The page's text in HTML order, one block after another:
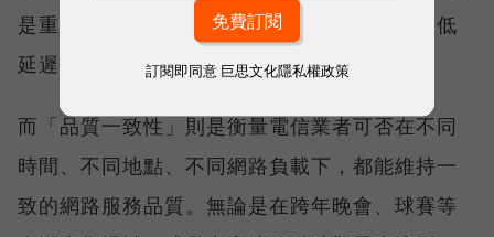
是重要的線上會議，都需要網路能即時回應、低
延遲且持續運作。
而「品質一致性」則是衡量電信業者可否在不同
時間、不同地點、不同網路負載下，都能維持一
致的網路服務品質。無論是在跨年晚會、球賽等
訂閱即同意 巨思文化隱私權政策